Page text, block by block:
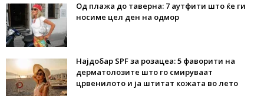
Од плажа до таверна: 7 аутфити што ќе ги
носиме цел ден на одмор
Најдобар SPF за розацеа: 5 фаворити на
дерматолозите што го смируваат
црвенилото и ја штитат кожата во лето